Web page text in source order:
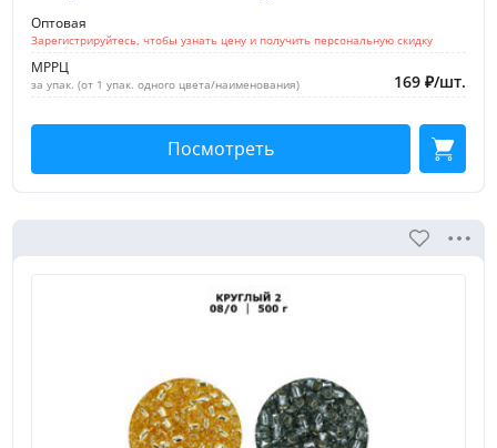
Оптовая
Зарегистрируйтесь, чтобы узнать цену и получить персональную скидку
МРРЦ
за упак. (от 1 упак. одного цвета/наименования) 169 ₽/шт.
Посмотреть